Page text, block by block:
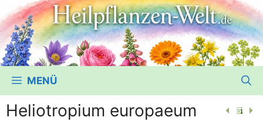
MENÜ
Heliotropium europaeum